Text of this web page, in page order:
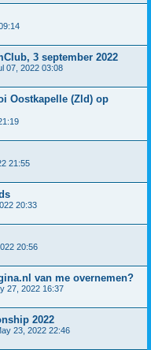
3 september 2022
07, 2022 03:08
Oostkapelle (Zld) op
21:55
20:33
20:56
van me overnemen?
27, 2022 16:37
2022
23, 2022 22:46